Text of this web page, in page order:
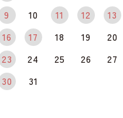
9
10 11 12 13
16
17 18 19 20
23
24 25 26 27
30
31